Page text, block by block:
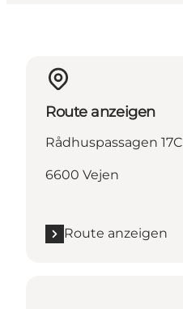
Route anzeigen
Rådhuspassagen 17C
6600 Vejen
Route anzeigen